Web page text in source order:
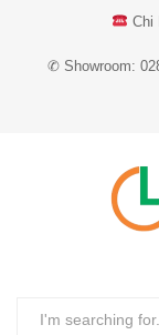
Chi
✆ Showroom: